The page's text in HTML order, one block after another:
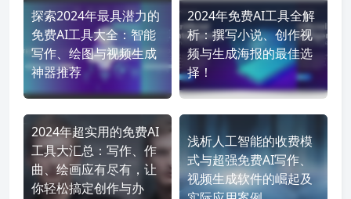
探索2024年最具潜力的
免费AI工具大全：智能
写作、绘图与视频生成
神器推荐
2024年免费AI工具全解
析：撰写小说、创作视
频与生成海报的最佳选
择！
2024年超实用的免费AI
工具大汇总：写作、作
曲、绘画应有尽有，让
你轻松搞定创作与办
浅析人工智能的收费模
式与超强免费AI写作、
视频生成软件的崛起及